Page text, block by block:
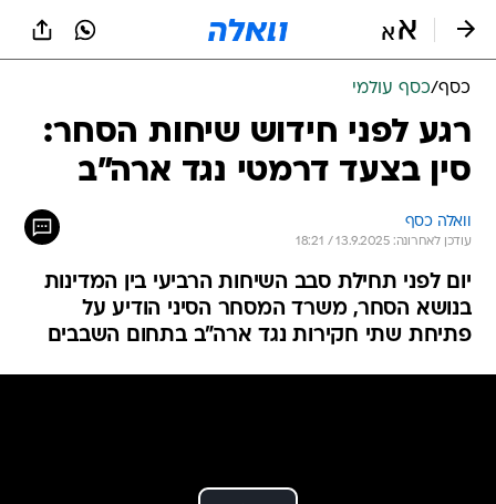
כסף/כסף עולמי
רגע לפני חידוש שיחות הסחר:
סין בצעד דרמטי נגד ארה"ב
וואלה כסף
עודכן לאחרונה: 13.9.2025 / 18:21
יום לפני תחילת סבב השיחות הרביעי בין המדינות
בנושא הסחר, משרד המסחר הסיני הודיע על
פתיחת שתי חקירות נגד ארה"ב בתחום השבבים